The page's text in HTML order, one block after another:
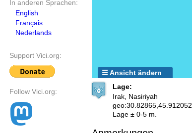
In anderen Sprachen:
English
Français
Nederlands
Support Vici.org:
Follow Vici.org:
☰ Ansicht ändern
Lage:
Irak, Nasiriyah
geo:30.82865,45.912052
Lage ± 0-5 m.